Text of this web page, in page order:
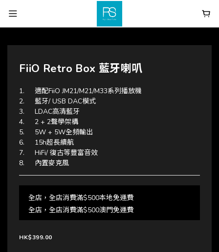
FiiO Retro Box 藍牙喇叭
1.	適配FiiO JM21/M21/M33系列播放機
2.	藍牙/ USB DAC模式
3.	LDAC高清藍牙
4.	2 + 2聲學架構
5.	5W + 5W全頻輸出
6.	15h超長續航
7.	HiFi/ 復古等豐富音效
8.	內置麥克風
全店，全店消費滿$500本地免運費
全店，全店消費滿$500澳門免運費
HK$399.00